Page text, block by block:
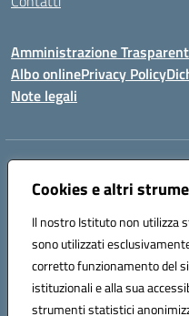
Cookies e altri
Il nostro Istituto non utilizza
sono utilizzati
corretto funzionamento del
istituzionali e alla sua
strumenti statistici
Amministrazione
Albo onlinePrivacy Policy
Note legali
Indirizzo:
Centralino:096721161 Email:
Codice fiscale: 84000710792
Codice meccanografico:
Codice unico di fatturazione (CUF):